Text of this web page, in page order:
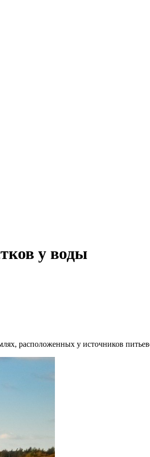
у воды
расположенных у источников